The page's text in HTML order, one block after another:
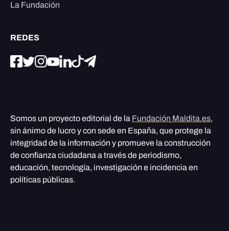
La Fundación
REDES
Somos un proyecto editorial de la Fundación Maldita.es,
sin ánimo de lucro y con sede en España, que protege la
integridad de la información y promueve la construcción
de confianza ciudadana a través de periodismo,
educación, tecnología, investigación e incidencia en
políticas públicas.